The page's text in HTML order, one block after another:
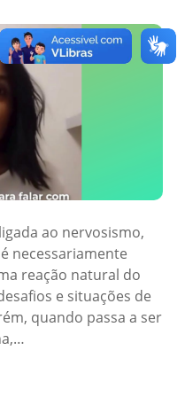
ao nervosismo,
necessariamente
reação natural do
e situações de
quando passa a ser